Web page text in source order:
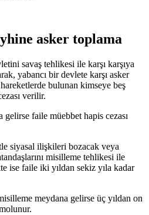
asker toplama
savaş tehlikesi ile karşı karşıya
yabancı bir devlete karşı asker
bulunan kimseye beş
verilir.
faile müebbet hapis cezası
siyasal ilişkileri bozacak veya
misilleme tehlikesi ile
ise faile iki yıldan sekiz yıla kadar
meydana gelirse üç yıldan on